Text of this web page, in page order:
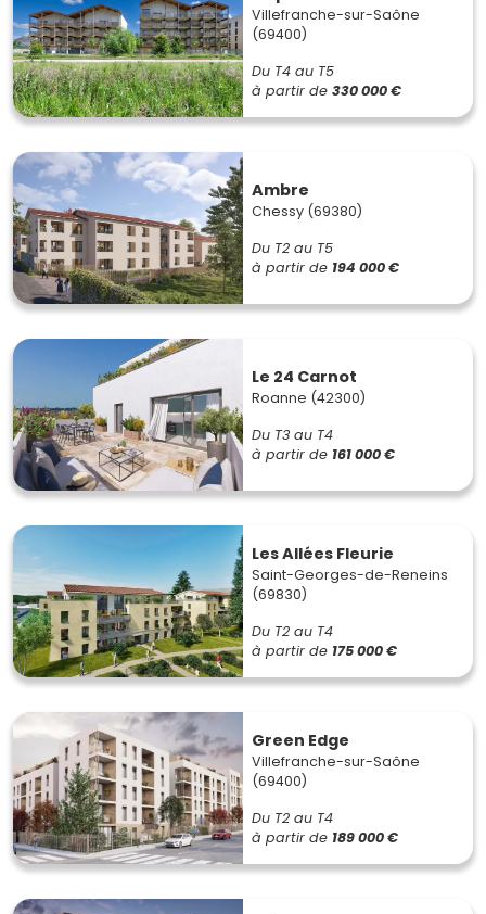
Villefranche-sur-Saône
(69400)
Du T4 au T5
à partir de 330 000 €
Ambre
Chessy (69380)
Du T2 au T5
à partir de 194 000 €
Le 24 Carnot
Roanne (42300)
Du T3 au T4
à partir de 161 000 €
Les Allées Fleurie
Saint-Georges-de-Reneins
(69830)
Du T2 au T4
à partir de 175 000 €
Green Edge
Villefranche-sur-Saône
(69400)
Du T2 au T4
à partir de 189 000 €